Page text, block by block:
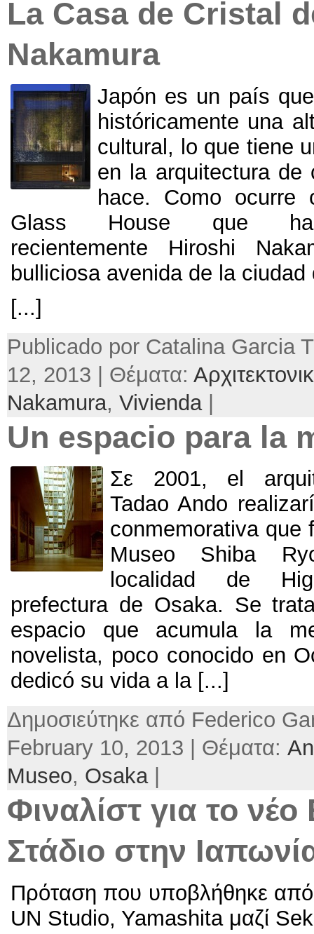
La Casa de Cristal
Nakamura
Japón es un país
históricamente una
cultural , lo que tiene
en la arquitectura de
hace. Como ocurre
Glass House que ha
recientemente Hiroshi
bulliciosa avenida de la ciudad
[...]
Publicado por Catalina Garcia
12, 2013 | Θέματα:
Nakamura, Vivienda|
Un espacio para la
Σε 2001, el
Tadao Ando
conmemorativa que
Museo Shiba
localidad de
prefectura de Osaka. Se
espacio que acumula la
novelista, poco conocido en
dedicó su vida a la[...]
Δημοσιεύτηκε από Federico
February 10, 2013 | Θέματα:
Museo, Osaka|
Φιναλίστ για το νέο
Στάδιο στην
Πρόταση που υποβλήθηκε από
UN Studio, Yamashita μαζί